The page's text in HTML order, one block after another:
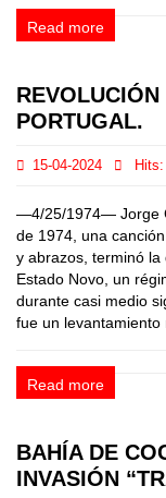
Read more
PORTUGAL.
15-04-2024 Hits:
—4/25/1974— Jorge
de 1974, una
y abrazos, terminó la
Estado Novo, un
durante casi medio
fue un levantamiento
Read more
BAHÍA DE
INVASIÓN